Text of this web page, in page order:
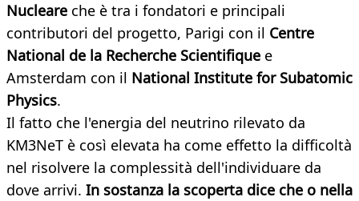
Nucleare che è tra i fondatori e principali
contributori del progetto, Parigi con il Centre
National de la Recherche Scientifique e
Amsterdam con il National Institute for Subatomic
Physics.
Il fatto che l'energia del neutrino rilevato da
KM3NeT è così elevata ha come effetto la difficoltà
nel risolvere la complessità dell'individuare da
dove arrivi. In sostanza la scoperta dice che o nella